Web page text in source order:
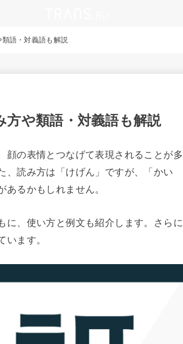
語・対義語も解説
方や類語・対義語も解説
顔の表情とつなげて表現されることが多
、読み方は「けげん」ですが、「かい
るかもしれません。
に、使い方と例文も紹介します。さらに
ます。